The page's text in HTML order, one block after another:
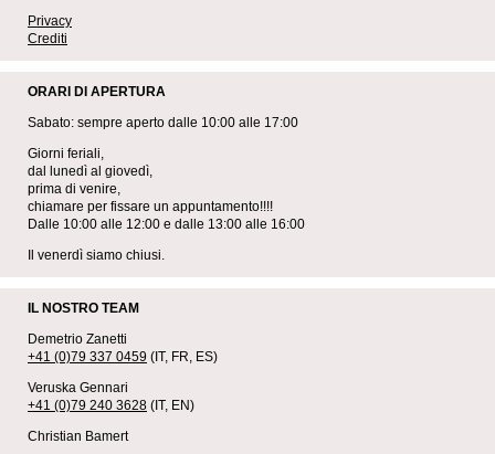
Privacy
Crediti
ORARI DI APERTURA
Sabato: sempre aperto dalle 10:00 alle 17:00
Giorni feriali,
dal lunedì al giovedì,
prima di venire,
chiamare per fissare un appuntamento!!!!
Dalle 10:00 alle 12:00 e dalle 13:00 alle 16:00
Il venerdì siamo chiusi.
IL NOSTRO TEAM
Demetrio Zanetti
+41 (0)79 337 0459 (IT, FR, ES)
Veruska Gennari
+41 (0)79 240 3628 (IT, EN)
Christian Bamert